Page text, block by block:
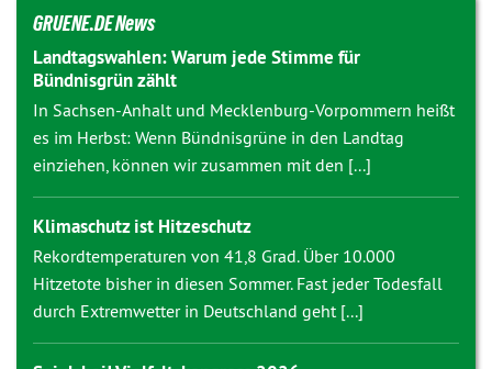
GRUENE.DE News
Landtagswahlen: Warum jede Stimme für
Bündnisgrün zählt
In Sachsen-Anhalt und Mecklenburg-Vorpommern heißt
es im Herbst: Wenn Bündnisgrüne in den Landtag
einziehen, können wir zusammen mit den [...]
Klimaschutz ist Hitzeschutz
Rekordtemperaturen von 41,8 Grad. Über 10.000
Hitzetote bisher in diesen Sommer. Fast jeder Todesfall
durch Extremwetter in Deutschland geht [...]